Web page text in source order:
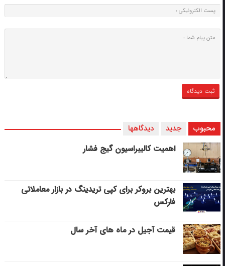
محبوب جدید دیدگاهها
اهمیت کالیبراسیون گیج فشار
بهترین بروکر برای کپی‌ تریدینگ در بازار معاملاتی
فارکس
قیمت آجیل در ماه های آخر سال